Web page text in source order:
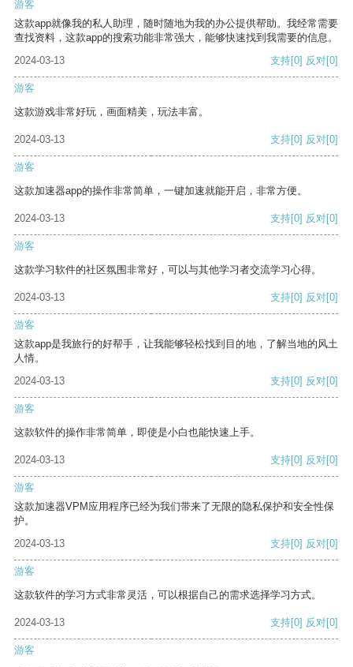
游客
这款app就像我的私人助理，随时随地为我的办公提供帮助。我经常需要
查找资料，这款app的搜索功能非常强大，能够快速找到我需要的信息。
2024-03-13
支持[0] 反对[0]
游客
这款游戏非常好玩，画面精美，玩法丰富。
2024-03-13 支持[0] 反对[0]
游客
这款加速器app的操作非常简单，一键加速就能开启，非常方便。
2024-03-13 支持[0] 反对[0]
游客
这款学习软件的社区氛围非常好，可以与其他学习者交流学习心得。
2024-03-13 支持[0] 反对[0]
游客
这款app是我旅行的好帮手，让我能够轻松找到目的地，了解当地的风土
人情。
2024-03-13
支持[0] 反对[0]
游客
这款软件的操作非常简单，即使是小白也能快速上手。
2024-03-13 支持[0] 反对[0]
游客
这款加速器VPM应用程序已经为我们带来了无限的隐私保护和安全性保
护。
2024-03-13
支持[0] 反对[0]
游客
这款软件的学习方式非常灵活，可以根据自己的需求选择学习方式。
2024-03-13 支持[0] 反对[0]
游客